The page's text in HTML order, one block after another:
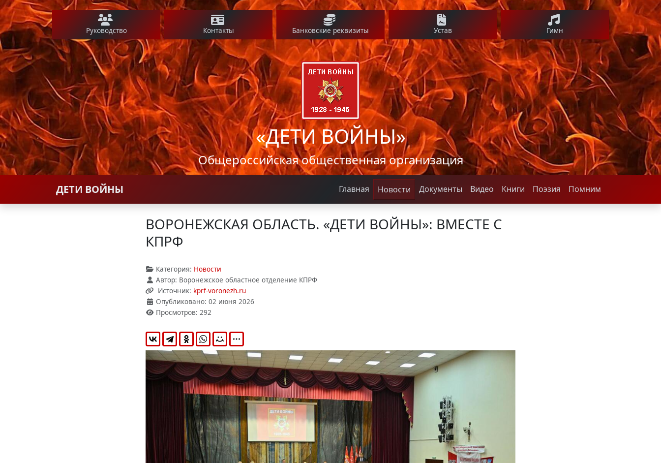
Руководство Контакты Банковские реквизиты Устав Гимн
«ДЕТИ ВОЙНЫ»
Общероссийская общественная организация
ДЕТИ ВОЙНЫ Главная Новости Документы Видео Книги Поэзия Помним
ВОРОНЕЖСКАЯ ОБЛАСТЬ. «ДЕТИ ВОЙНЫ»: ВМЕСТЕ С
КПРФ
Категория: Новости
Автор: Воронежское областное отделение КПРФ
Источник: kprf-voronezh.ru
Опубликовано: 02 июня 2026
Просмотров: 292